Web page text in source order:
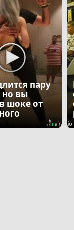
пару
но вы
шоке от